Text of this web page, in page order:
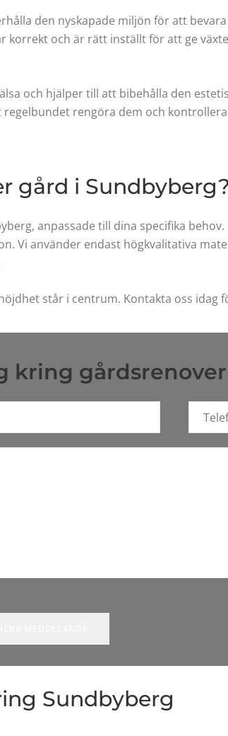
den nyskapade miljön för att
och är rätt inställt för att ge
och hjälper till att bibehålla den
rengöra dem och
gård i Sundbyberg?
anpassade till dina specifika
Vi använder endast högkvalitativa
står i centrum. Kontakta oss idag
kring
Sundbyberg